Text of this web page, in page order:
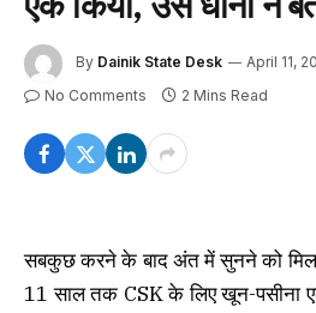
By Dainik State Desk April 11,
No Comments 2 Mins Read
सबकुछ करने के बाद अंत में सुनने को मिला
11 साल तक CSK के लिए खून-पसीना